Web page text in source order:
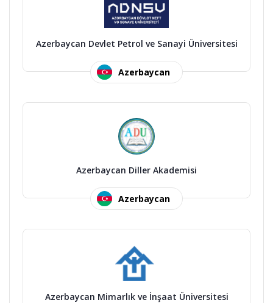
Azerbaycan Devlet Petrol ve Sanayi Üniversitesi
Azerbaycan
Azerbaycan Diller Akademisi
Azerbaycan
Azerbaycan Mimarlık ve İnşaat Üniversitesi